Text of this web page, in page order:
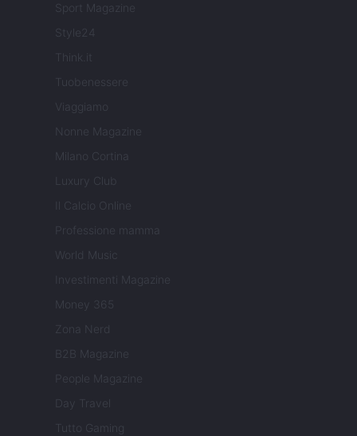
Sport Magazine
Style24
Think.it
Tuobenessere
Viaggiamo
Nonne Magazine
Milano Cortina
Luxury Club
Il Calcio Online
Professione mamma
World Music
Investimenti Magazine
Money 365
Zona Nerd
B2B Magazine
People Magazine
Day Travel
Tutto Gaming